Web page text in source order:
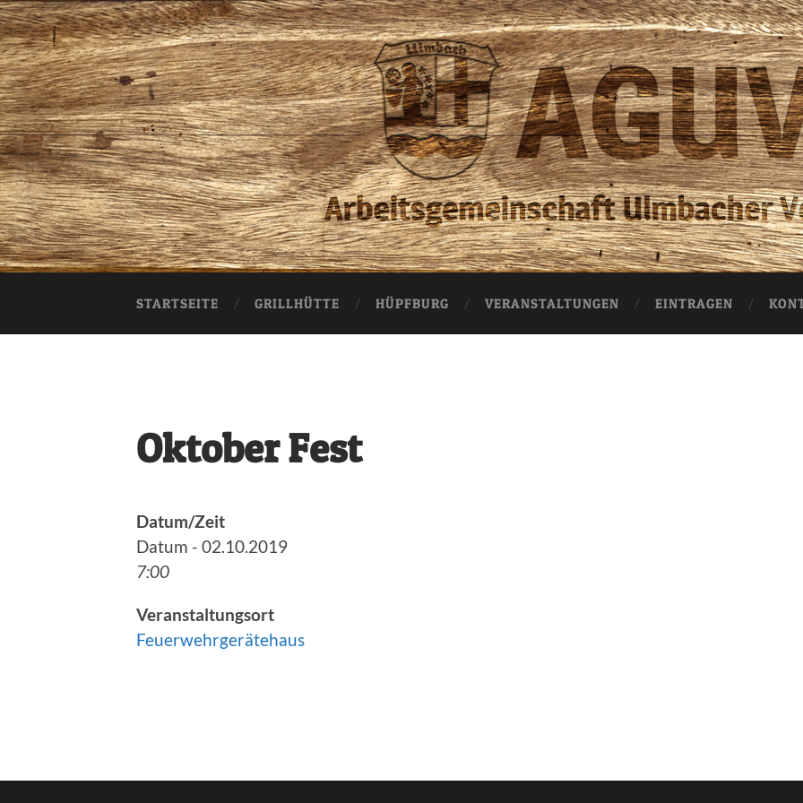
AGUV
Ulmbach
STARTSEITE GRILLHÜTTE HÜPFBURG VERANSTALTUNGEN EINTRAGEN
Oktober Fest
Datum/Zeit
Datum - 02.10.2019
7:00
Veranstaltungsort
Feuerwehrgerätehaus